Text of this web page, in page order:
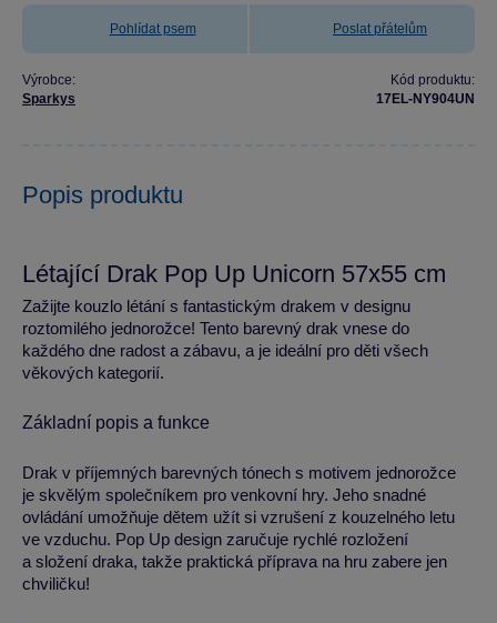
Pohlídat psem Poslat přátelům
Výrobce:
Sparkys
Kód produktu:
17EL-NY904UN
Popis produktu
Létající Drak Pop Up Unicorn 57x55 cm
Zažijte kouzlo létání s fantastickým drakem v designu
roztomilého jednorožce! Tento barevný drak vnese do
každého dne radost a zábavu, a je ideální pro děti všech
věkových kategorií.
Základní popis a funkce
Drak v příjemných barevných tónech s motivem jednorožce
je skvělým společníkem pro venkovní hry. Jeho snadné
ovládání umožňuje dětem užít si vzrušení z kouzelného letu
ve vzduchu. Pop Up design zaručuje rychlé rozložení
a složení draka, takže praktická příprava na hru zabere jen
chviličku!